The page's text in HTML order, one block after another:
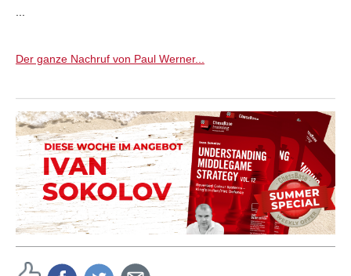
Der ganze Nachruf von Paul Werner...